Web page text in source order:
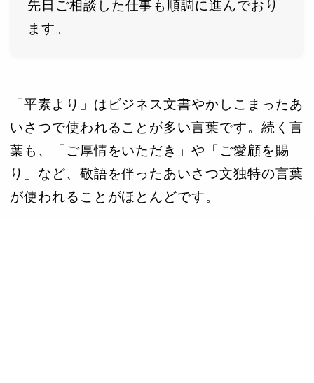
先日ご相談した仕事も順調に進んでおり
ます。
「平素より」はビジネス文書やかしこまったあ
いさつで使われることが多い言葉です。続く言
葉も、「ご厚情をいただき」や「ご愛顧を賜
り」など、敬語を伴ったあいさつ文独特の言葉
が使われることがほとんどです。